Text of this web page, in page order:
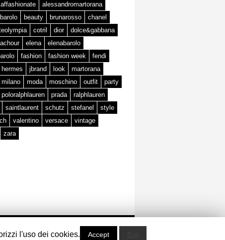
affashionate
alessandromartorana
barolo beauty brunarosso
chanel
cotril dior
dolce&gabbana
elena
elenabarolo
fashion fashion week
fendi
hermes jbrand look
martorana
milano moda moschino outfit
party
poloralphlauren prada
ralphlauren
saintlaurent schutz stefanel
style
valentino versace
vintage
zara
powered by
l'uso dei cookies. Accept